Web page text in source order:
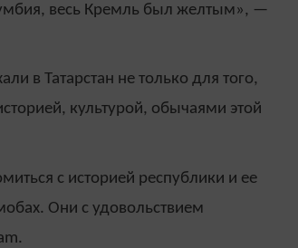
весь Кремль был желтым», —
в Татарстан не только для того,
культурой, обычаями этой
с историей республики и ее
Они с удовольствием